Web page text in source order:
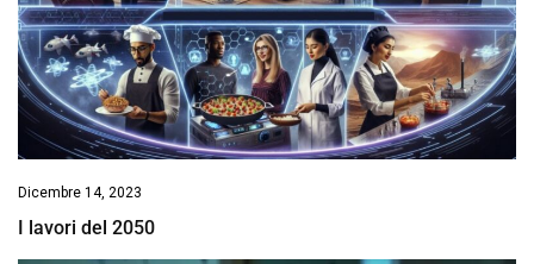
Dicembre 14, 2023
I lavori del 2050